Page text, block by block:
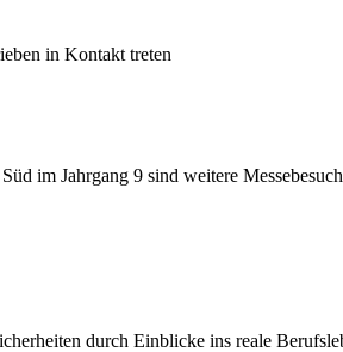
in Kontakt treten
im Jahrgang 9 sind weitere
durch Einblicke ins reale